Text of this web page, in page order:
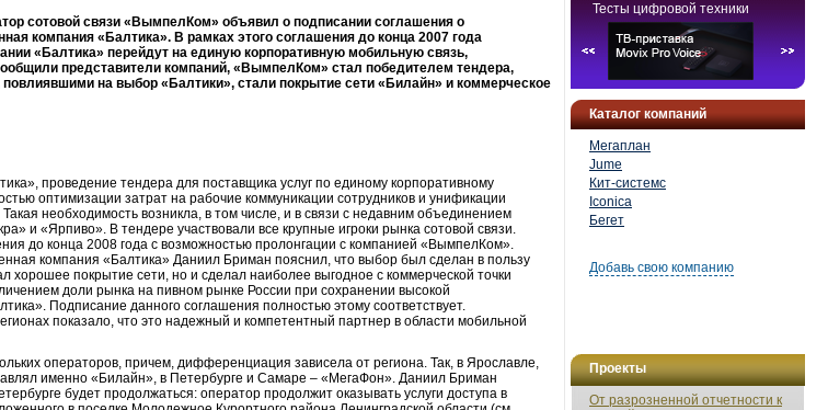
Тесты цифровой техники
Каталог компаний
Мегаплан
Jume
Кит-системс
Iconica
Бегет
Добавь свою компанию
Проекты
От разрозненной отчетности к
сотовой связи «ВымпелКом» объявил о подписании соглашения о
компания «Балтика». В рамках этого соглашения до конца 2007 года
«Балтика» перейдут на единую корпоративную мобильную связь,
представители компаний, «ВымпелКом» стал победителем тендера,
на выбор «Балтики», стали покрытие сети «Билайн» и коммерческое
проведение тендера для поставщика услуг по единому корпоративному
оптимизации затрат на рабочие коммуникации сотрудников и унификации
необходимость возникла, в том числе, и в связи с недавним объединением
и «Ярпиво». В тендере участвовали все крупные игроки рынка сотовой связи.
до конца 2008 года с возможностью пролонгации с компанией «ВымпелКом».
компания «Балтика» Даниил Бриман пояснил, что выбор был сделан в пользу
хорошее покрытие сети, но и сделал наиболее выгодное с коммерческой точки
доли рынка на пивном рынке России при сохранении высокой
Подписание данного соглашения полностью этому соответствует.
показало, что это надежный и компетентный партнер в области мобильной
операторов, причем, дифференциация зависела от региона. Так, в Ярославле,
именно «Билайн», в Петербурге и Самаре – «МегаФон». Даниил Бриман
будет продолжаться: оператор продолжит оказывать услуги доступа в